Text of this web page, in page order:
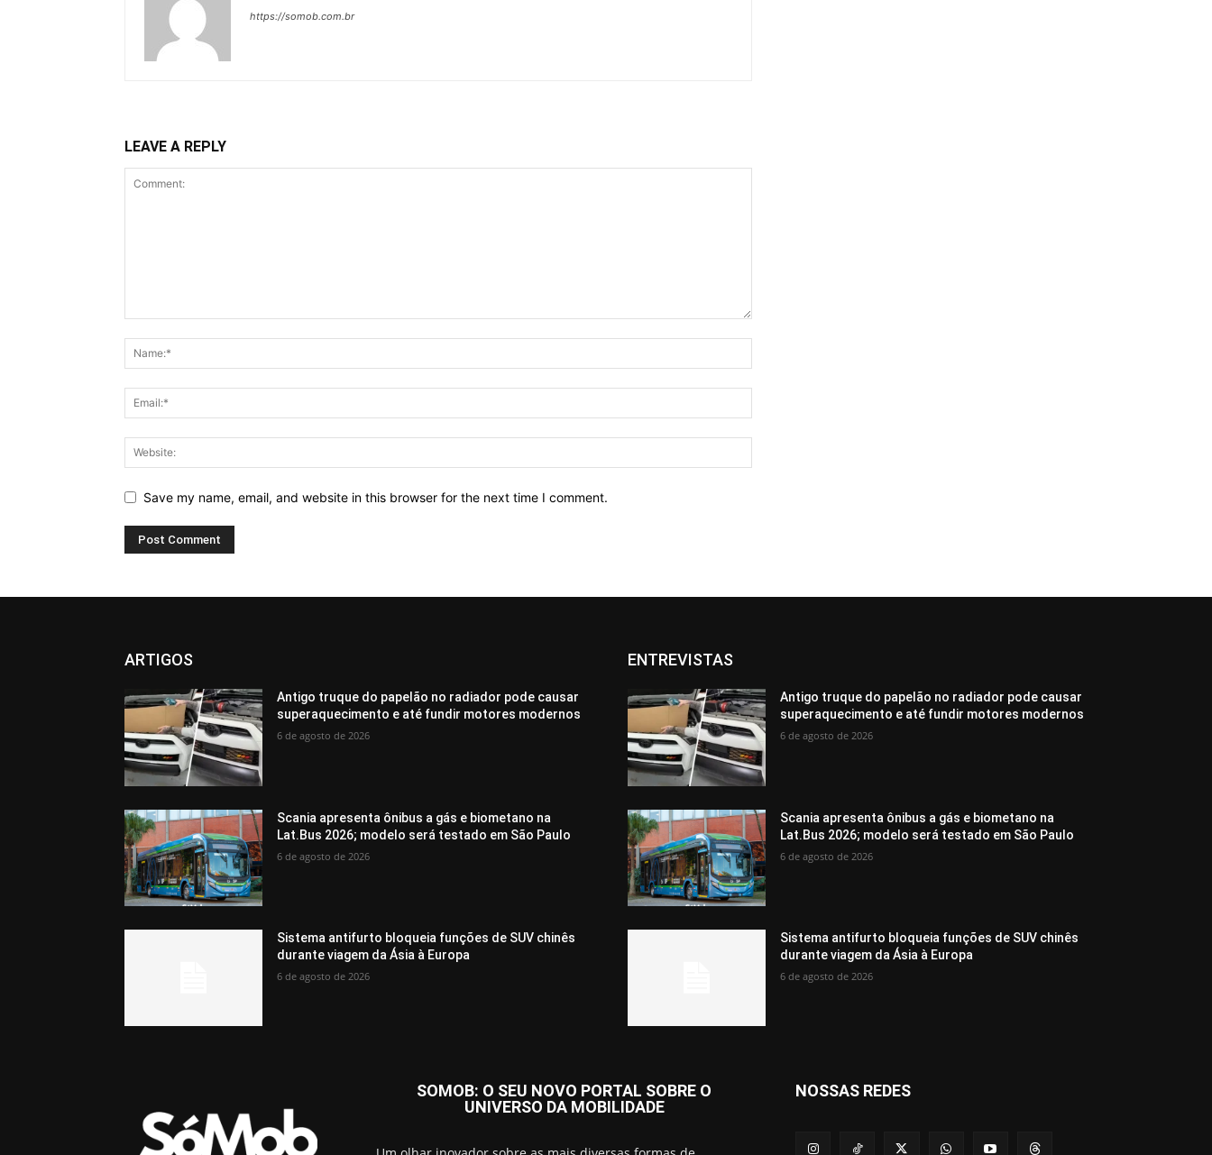
https://somob.com.br
LEAVE A REPLY
Save my name, email, and website in this browser for the next time I comment.
ARTIGOS
Antigo truque do papelão no radiador pode causar
superaquecimento e até fundir motores modernos
6 de agosto de 2026
Scania apresenta ônibus a gás e biometano na
Lat.Bus 2026; modelo será testado em São Paulo
6 de agosto de 2026
Sistema antifurto bloqueia funções de SUV chinês
durante viagem da Ásia à Europa
6 de agosto de 2026
ENTREVISTAS
Antigo truque do papelão no radiador pode causar
superaquecimento e até fundir motores modernos
6 de agosto de 2026
Scania apresenta ônibus a gás e biometano na
Lat.Bus 2026; modelo será testado em São Paulo
6 de agosto de 2026
Sistema antifurto bloqueia funções de SUV chinês
durante viagem da Ásia à Europa
6 de agosto de 2026
SOMOB: O SEU NOVO PORTAL SOBRE O
UNIVERSO DA MOBILIDADE
NOSSAS REDES